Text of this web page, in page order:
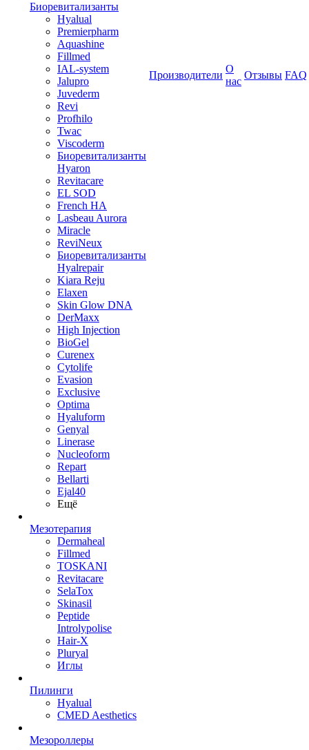
Биоревитализанты
Hyalual
Premierpharm
Aquashine
Fillmed
IAL-system
Jalupro
Juvederm
Revi
Profhilo
Twac
Viscoderm
Биоревитализанты
Hyaron
Revitacare
EL SOD
French HA
Lasbeau Aurora
Miracle
ReviNeux
Биоревитализанты
Hyalrepair
Kiara Reju
Elaxen
Skin Glow DNA
DerMaxx
High Injection
BioGel
Curenex
Cytolife
Evasion
Exclusive
Optima
Hyaluform
Genyal
Linerase
Nucleoform
Repart
Bellarti
Ejal40
Ещё
Мезотерапия
Dermaheal
Fillmed
TOSKANI
Revitacare
SelaTox
Skinasil
Peptide
Introlypolise
Hair-X
Pluryal
Иглы
Пилинги
Hyalual
CMED Aesthetics
Мезороллеры
Производители
О
нас
Отзывы FAQ